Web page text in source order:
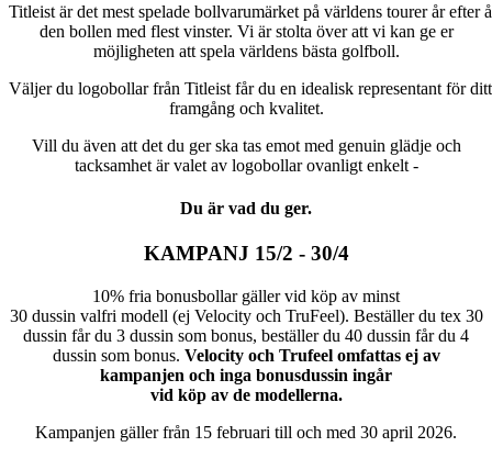
Titleist är det mest spelade bollvarumärket på världens tourer år efter
den bollen med flest vinster. Vi är stolta över att vi kan ge er
möjligheten att spela världens bästa golfboll.
Väljer du logobollar från Titleist får du en idealisk representant för
framgång och kvalitet.
Vill du även att det du ger ska tas emot med genuin glädje och
tacksamhet är valet av logobollar ovanligt enkelt -
Du är vad du ger.
KAMPANJ 15/2 - 30/4
10% fria bonusbollar gäller vid köp av minst
30 dussin valfri modell (ej Velocity och TruFeel). Beställer du tex 30
dussin får du 3 dussin som bonus, beställer du 40 dussin får du 4
dussin som bonus. Velocity och Trufeel omfattas ej av
kampanjen och inga bonusdussin ingår
vid köp av de modellerna.
Kampanjen gäller från 15 februari till och med 30 april 2026.